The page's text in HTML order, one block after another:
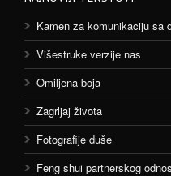
Kamen za komunikaciju sa
Višestruke verzije nas
Omiljena boja
Zagrljaj života
Fotografije duše
Feng shui partnerskog